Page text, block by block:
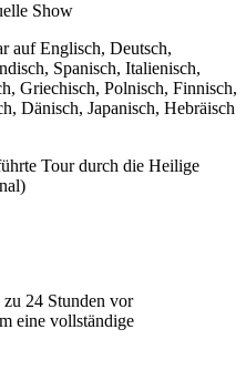
Show
auf Englisch, Deutsch,
Spanisch, Italienisch,
Griechisch, Polnisch, Finnisch,
Dänisch, Japanisch, Hebräisch
Tour durch die Heilige
zu 24 Stunden vor
eine vollständige